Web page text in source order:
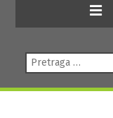
Pretraga: